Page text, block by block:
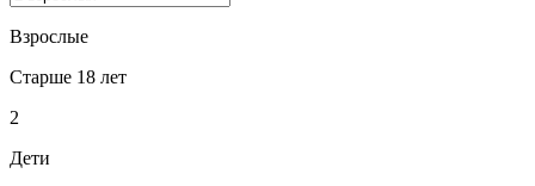
Взрослые
Старше 18 лет
2
Дети